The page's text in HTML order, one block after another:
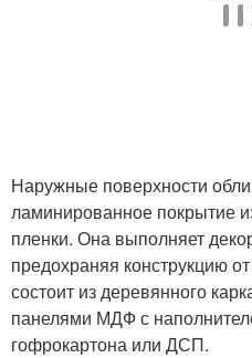
Наружные поверхности
ламинированное покрытие
пленки. Она выполняет
предохраняя конструкцию
состоит из деревянного
панелями МДФ с
гофрокартона или ДСП.